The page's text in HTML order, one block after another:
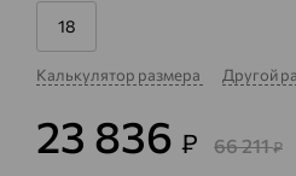
18
Калькулятор размера Другой
23 836 ₽ 66 211₽